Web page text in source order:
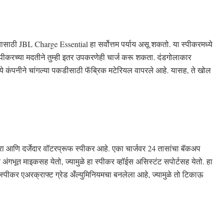
JBL Charge Essential हा सर्वोत्तम पर्याय असू शकतो. या स्पीकरमध्ये
मदतीने तुम्ही इतर उपकरणेही चार्ज करू शकता. दंडगोलाकार
कंपनीने चांगल्या पकडीसाठी फॅब्रिक मटेरियल वापरले आहे. यासह, ते खोल
दर्जेदार वॉटरप्रूफ स्पीकर आहे. एका चार्जवर 24 तासांचा बॅकअप
माइकसह येतो, ज्यामुळे हा स्पीकर व्हॉईस असिस्टंट सपोर्टसह येतो. हा
एअरक्राफ्ट ग्रेड अँल्युमिनियमचा बनलेला आहे, ज्यामुळे तो टिकाऊ